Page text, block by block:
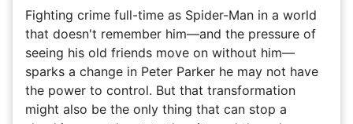
Fighting crime full-time as Spider-Man in a world
that doesn't remember him—and the pressure of
seeing his old friends move on without him—
sparks a change in Peter Parker he may not have
the power to control. But that transformation
might also be the only thing that can stop a